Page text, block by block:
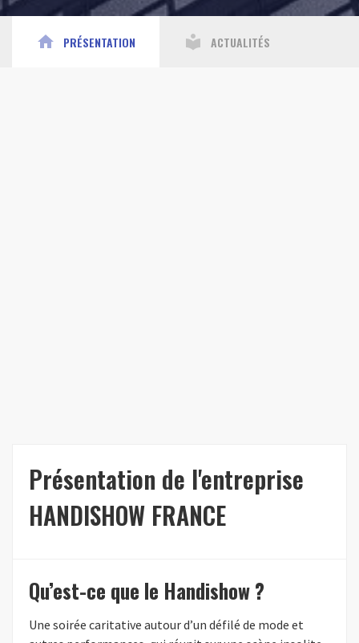
home PRÉSENTATION local_library ACTUALITÉS
Présentation de l'entreprise
HANDISHOW FRANCE
Qu’est-ce que le Handishow ?
Une soirée caritative autour d’un défilé de mode et